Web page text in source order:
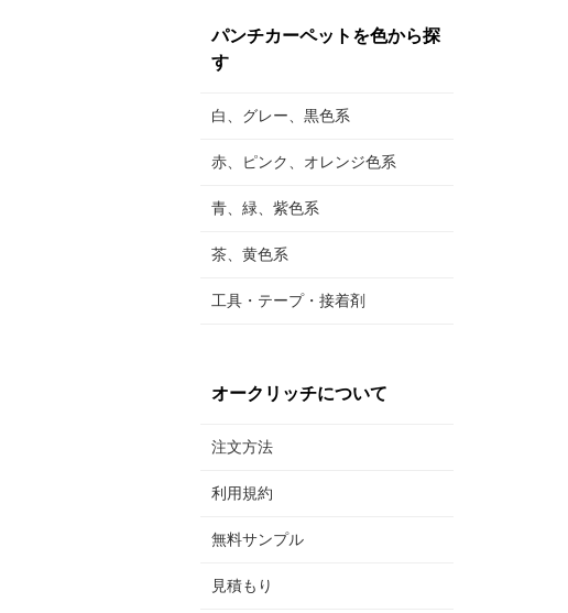
パンチカーペットを色から探
す
白、グレー、黒色系
赤、ピンク、オレンジ色系
青、緑、紫色系
茶、黄色系
工具・テープ・接着剤
オークリッチについて
注文方法
利用規約
無料サンプル
見積もり